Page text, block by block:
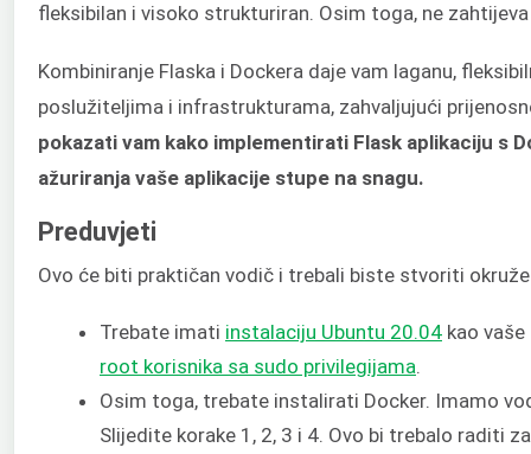
fleksibilan i visoko strukturiran. Osim toga, ne
Kombiniranje Flaska i Dockera daje vam laganu,
poslužiteljima i infrastrukturama, zahvaljujući
pokazati vam kako implementirati Flask aplikaciju s
ažuriranja vaše aplikacije stupe na snagu.
Preduvjeti
Ovo će biti praktičan vodič i trebali biste stvoriti
Trebate imati instalaciju Ubuntu 20.04 kao
root korisnika sa sudo privilegijama
Osim toga, trebate instalirati Docker. Imamo
Slijedite korake 1, 2, 3 i 4. Ovo bi trebalo raditi